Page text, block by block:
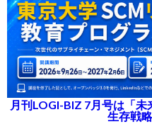
月刊LOGI-BIZ 7月号は「
生存戦